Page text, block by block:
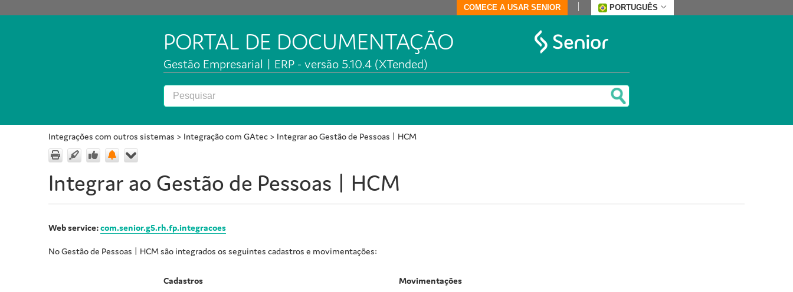
COMECE A USAR SENIOR PORTUGUÊS
PORTAL DE DOCUMENTAÇÃO
Gestão Empresarial | ERP - versão 5.10.4 (XTended)
Integrações com outros sistemas > Integração com GAtec > Integrar ao Gestão de Pessoas | HCM
Integrar ao Gestão de Pessoas | HCM
Web service:com.senior.g5.rh.fp.integracoes
No Gestão de Pessoas | HCM são integrados os seguintes cadastros e movimentações:
Cadastros
Movimentações